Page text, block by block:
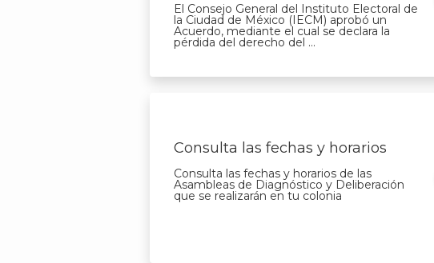
El Consejo General del Instituto Electoral de
la Ciudad de México (IECM) aprobó un
Acuerdo, mediante el cual se declara la
pérdida del derecho del ...
Consulta las fechas y horarios
Consulta las fechas y horarios de las
Asambleas de Diagnóstico y Deliberación
que se realizarán en tu colonia